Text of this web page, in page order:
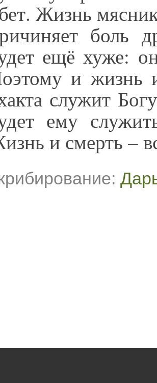
Жизнь
боль
ещё хуже:
и жизнь
служит
ему
и смерть –